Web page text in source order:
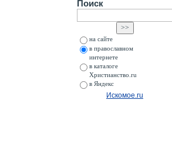
Поиск
на сайте
в православном
интернете
в каталоге
Христианство.ru
в Яндекс
Искомое.ru